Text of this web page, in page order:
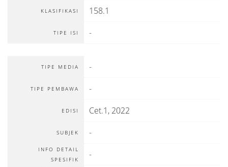
KLASIFIKASI 158.1
TIPE ISI -
TIPE MEDIA -
TIPE PEMBAWA -
EDISI Cet.1, 2022
SUBJEK -
INFO DETAIL
SPESIFIK
-